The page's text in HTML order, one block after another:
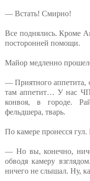
— Встать! Смирно!
Все поднялись. Кроме
посторонней помощи.
Майор медленно
— Приятного
там аппетит… У нас
конвоя, в городе.
фельдшера, тварь.
По камере пронесся
— Но вы, конечно,
обводя камеру
ничего не слышал. Ну,